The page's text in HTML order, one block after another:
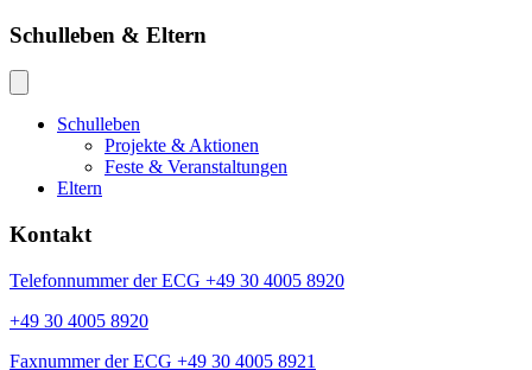
Schulleben & Eltern
Schulleben
Projekte & Aktionen
Feste & Veranstaltungen
Eltern
Kontakt
Telefonnummer der ECG +49 30 4005 8920
+49 30 4005 8920
Faxnummer der ECG +49 30 4005 8921